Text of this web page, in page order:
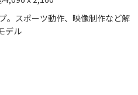
。スポーツ動作、映像制作など解
デル